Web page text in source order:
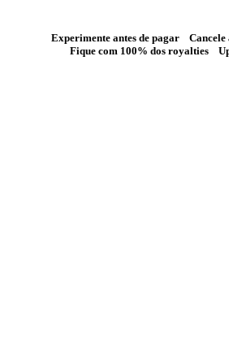
Experimente antes de pagar
Fique com 100% dos royalties